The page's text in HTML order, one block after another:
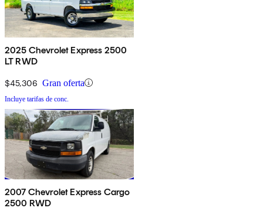
2025 Chevrolet Express 2500
LT RWD
$45,306 Gran oferta
Incluye tarifas de conc.
2007 Chevrolet Express Cargo
2500 RWD